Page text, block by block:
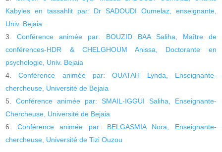
Kabyles en tassahlit par: Dr SADOUDI Oumelaz, enseignante,
Univ. Bejaia
Conférence animée par: BOUZID BAA Saliha, Maître de
conférences-HDR & CHELGHOUM Anissa, Doctorante en
psychologie, Univ. Bejaia
Conférence animée par: OUATAH Lynda, Enseignante-
chercheuse, Université de Bejaia
Conférence animée par: SMAIL-IGGUI Saliha, Enseignante-
Chercheuse, Université de Bejaia
Conférence animée par: BELGASMIA Nora, Enseignante-
chercheuse, Université de Tizi Ouzou